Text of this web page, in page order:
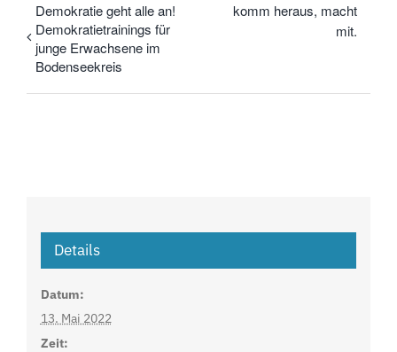
Demokratie geht alle an!
Demokratietrainings für
junge Erwachsene im
Bodenseekreis
komm heraus, macht
mit.
Details
Datum:
13. Mai 2022
Zeit: